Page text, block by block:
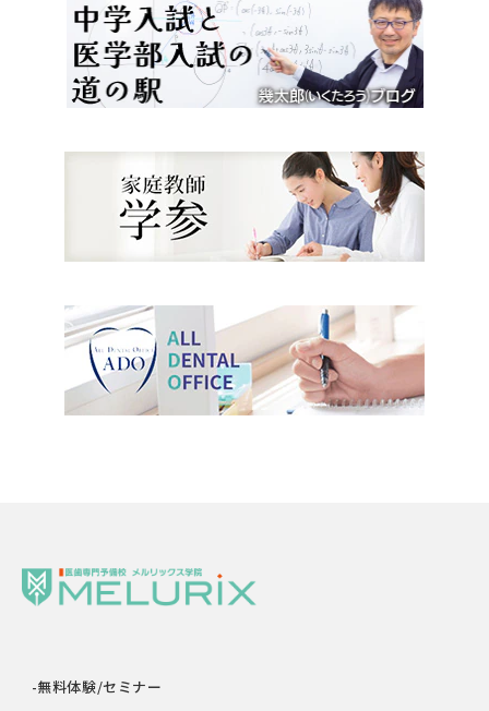
-無料体験/セミナー